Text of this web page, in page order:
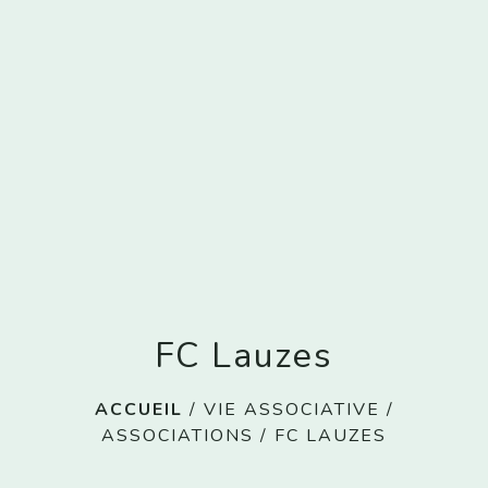
FC Lauzes
ACCUEIL / VIE ASSOCIATIVE /
ASSOCIATIONS / FC LAUZES